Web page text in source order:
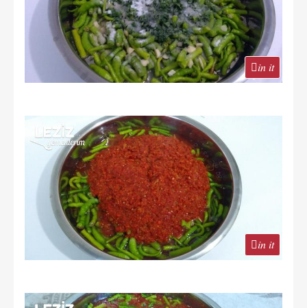
in it
in it